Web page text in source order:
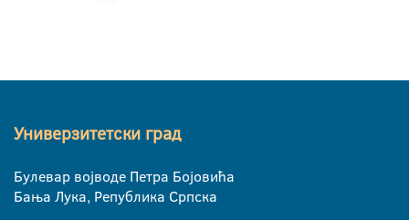
Универзитетски град
Булевар војводе Петра Бојовића
Бања Лука, Република Српска